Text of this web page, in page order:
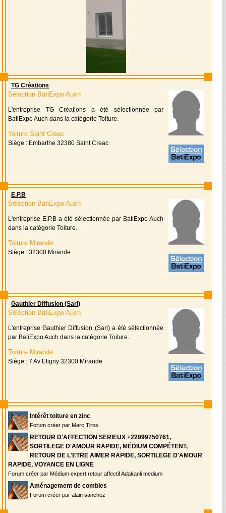
TG Créations
Sélection BatiExpo Auch
L'entreprise TG Créations a été sélectionnée par
BatiExpo Auch dans la catégorie Toiture.
Toiture Saint Creac
Siège : Embarthe 32380 Saint Creac
E.P.B
Sélection BatiExpo Auch
L'entreprise E.P.B a été sélectionnée par BatiExpo Auch
dans la catégorie Toiture.
Toiture Mirande
Siège : 32300 Mirande
Gauthier Diffusion (Sarl)
Sélection BatiExpo Auch
L'entreprise Gauthier Diffusion (Sarl) a été sélectionnée
par BatiExpo Auch dans la catégorie Toiture.
Toiture Mirande
Siège : 7 Av Etigny 32300 Mirande
Intérêt toiture en zinc
Forum créer par Marc Tiros
RETOUR D'AFFECTION SERIEUX +22999750761,
SORTILEGE D'AMOUR RAPIDE, MÉDIUM COMPÉTENT,
RETOUR DE L'ETRE AIMER RAPIDE, SORTILEGE D'AMOUR
RAPIDE, VOYANCE EN LIGNE
Forum créer par Médium expert retour affectif Adakanli medium
Aménagement de combles
Forum créer par alain sanchez